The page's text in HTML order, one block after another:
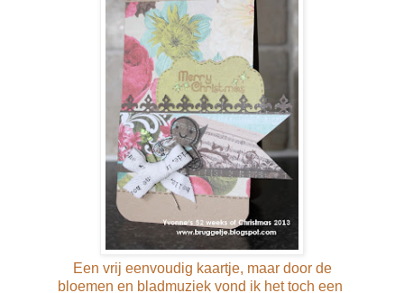
Een vrij eenvoudig kaartje, maar door de
bloemen en bladmuziek vond ik het toch een